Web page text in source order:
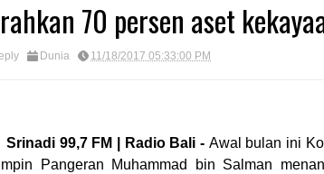
70 persen aset
Dunia 11/18/2017 05:33:00 PM
Srinadi 99,7 FM | Radio Bali - Awal bulan ini
Pangeran Muhammad bin Salman